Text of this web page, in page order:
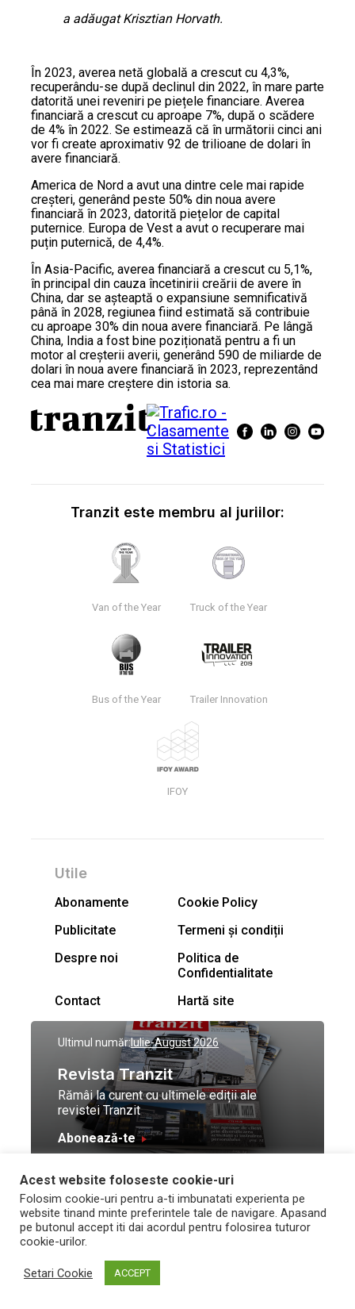
a adăugat Krisztian Horvath.
În 2023, averea netă globală a crescut cu 4,3%,
recuperându-se după declinul din 2022, în mare parte
datorită unei reveniri pe piețele financiare. Averea
financiară a crescut cu aproape 7%, după o scădere
de 4% în 2022. Se estimează că în următorii cinci ani
vor fi create aproximativ 92 de trilioane de dolari în
avere financiară.
America de Nord a avut una dintre cele mai rapide
creșteri, generând peste 50% din noua avere
financiară în 2023, datorită piețelor de capital
puternice. Europa de Vest a avut o recuperare mai
puțin puternică, de 4,4%.
În Asia-Pacific, averea financiară a crescut cu 5,1%,
în principal din cauza încetinirii creării de avere în
China, dar se așteaptă o expansiune semnificativă
până în 2028, regiunea fiind estimată să contribuie
cu aproape 30% din noua avere financiară. Pe lângă
China, India a fost bine poziționată pentru a fi un
motor al creșterii averii, generând 590 de miliarde de
dolari în noua avere financiară în 2023, reprezentând
cea mai mare creștere din istoria sa.
Tranzit este membru al juriilor:
Van of the Year Truck of the Year
Bus of the Year Trailer Innovation
IFOY
Utile
Abonamente
Cookie Policy
Publicitate
Termeni și condiții
Despre noi
Politica de
Confidentialitate
Contact
Hartă site
Ultimul număr:Iulie-August 2026
Revista Tranzit
Rămâi la curent cu ultimele ediții ale
revistei Tranzit
Abonează-te
© Toate drepturile
rezervate Trafic Media
2026
Design by
and development byNeo
Vision Technologies
Acest website foloseste cookie-uri
Folosim cookie-uri pentru a-ti imbunatati experienta pe
website tinand minte preferintele tale de navigare. Apasand
pe butonul accept iti dai acordul pentru folosirea tuturor
cookie-urilor.
Setari Cookie ACCEPT